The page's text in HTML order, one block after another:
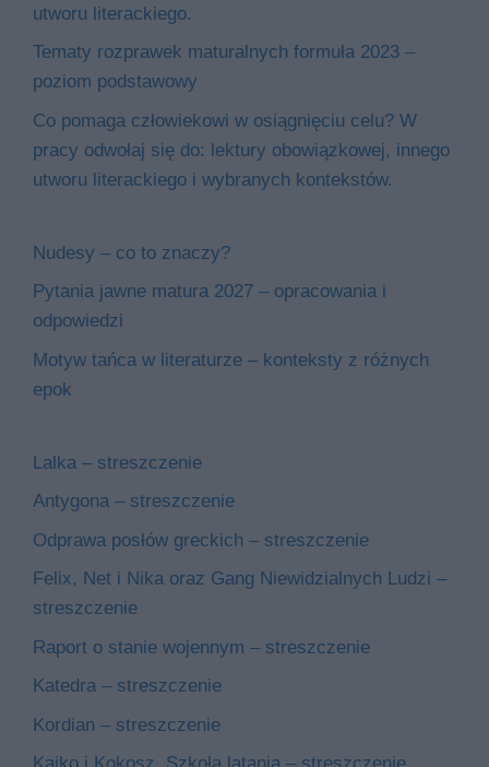
utworu literackiego.
Tematy rozprawek maturalnych formuła 2023 –
poziom podstawowy
Co pomaga człowiekowi w osiągnięciu celu? W
pracy odwołaj się do: lektury obowiązkowej, innego
utworu literackiego i wybranych kontekstów.
Nudesy – co to znaczy?
Pytania jawne matura 2027 – opracowania i
odpowiedzi
Motyw tańca w literaturze – konteksty z różnych
epok
Lalka – streszczenie
Antygona – streszczenie
Odprawa posłów greckich – streszczenie
Felix, Net i Nika oraz Gang Niewidzialnych Ludzi –
streszczenie
Raport o stanie wojennym – streszczenie
Katedra – streszczenie
Kordian – streszczenie